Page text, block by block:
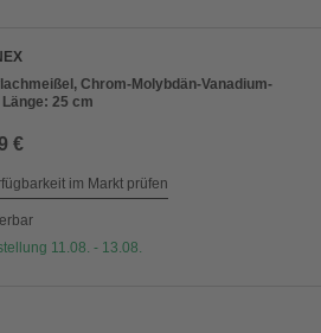
Chrom-Molybdän-Vanadium-
25 cm
€
im Markt prüfen
11.08. - 13.08.